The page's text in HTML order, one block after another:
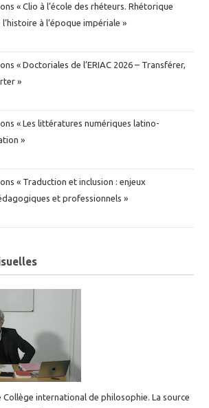
« Clio à l’école des rhéteurs. Rhétorique
à l’époque impériale »
« Doctoriales de l’ERIAC 2026 – Transférer,
»
« Les littératures numériques latino-
»
« Traduction et inclusion : enjeux
et professionnels »
Collège international de philosophie. La source